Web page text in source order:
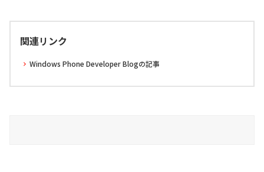
関連リンク
Windows Phone Developer Blogの記事